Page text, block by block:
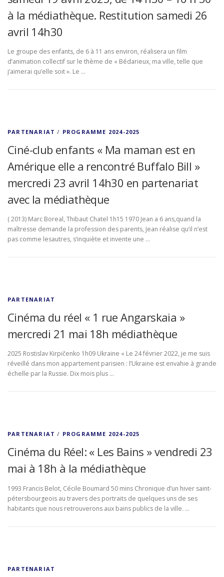
à la médiathèque. Restitution samedi 26
avril 14h30
Le groupe des enfants, de 6 à 11 ans environ, réalisera un film
d’animation collectif sur le thème de « Bédarieux, ma ville, telle que
j’aimerai qu’elle soit ». Le …
PARTENARIAT / PROGRAMME 2024-2025
Ciné-club enfants « Ma maman est en
Amérique elle a rencontré Buffalo Bill »
mercredi 23 avril 14h30 en partenariat
avec la médiathèque
( 2013) Marc Boreal, Thibaut Chatel 1h15 1970 Jean a 6 ans,quand la
maîtresse demande la profession des parents, Jean réalise qu’il n’est
pas comme lesautres, s’inquiète et invente une …
PARTENARIAT
Cinéma du réel « 1 rue Angarskaia »
mercredi 21 mai 18h médiathèque
2025 Rostislav Kirpičenko 1h09 Ukraine « Le 24 février 2022, je me suis
réveillé dans mon appartement parisien : l’Ukraine est envahie à grande
échelle par la Russie. Dix mois plus …
PARTENARIAT / PROGRAMME 2024-2025
Cinéma du Réel: « Les Bains » vendredi 23
mai à 18h à la médiathèque
1993 Francis Belot, Cécile Boumard 50 mins Chronique d’un hiver saint-
pétersbourgeois au travers des portraits de quelques uns de ses
habitants que nous retrouverons aux bains publics de la ville. …
PARTENARIAT